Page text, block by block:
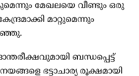
മേഖലയെ വീണ്ടും ഒരു
മാറ്റുമെന്നും
ബന്ധപ്പെട്ട്
ഭട്ടാചാര്യ രൂക്ഷമായി